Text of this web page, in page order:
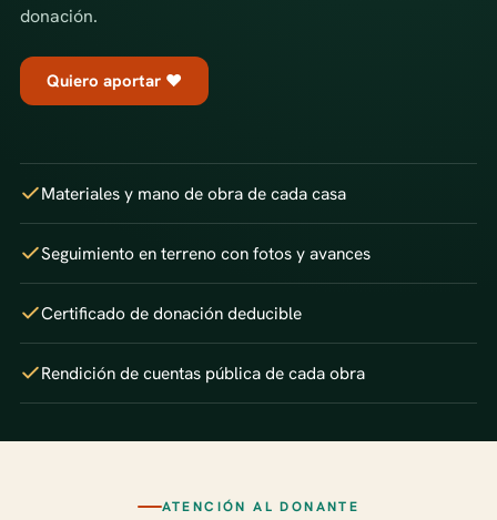
donación.
Quiero aportar ♥
Materiales y mano de obra de cada casa
Seguimiento en terreno con fotos y avances
Certificado de donación deducible
Rendición de cuentas pública de cada obra
ATENCIÓN AL DONANTE